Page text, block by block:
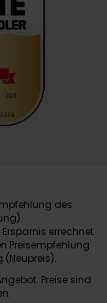
des
errechnet
Preisempfehlung
(Neupreis).
Preise sind